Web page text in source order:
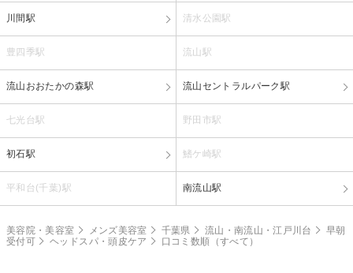
川間駅 清水公園駅
豊四季駅 流山駅
流山おおたかの森駅 流山セントラルパーク駅
七光台駅 野田市駅
初石駅 鰭ケ崎駅
平和台(千葉)駅 南流山駅
美容院・美容室 メンズ美容室 千葉県 流山・南流山・江戸川台
早朝
受付可
ヘッドスパ・頭皮ケア 口コミ数順（すべて）